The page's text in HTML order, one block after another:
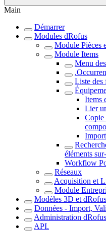
Main
Démarrer
Modules dRofus
Module Pièces
Module Items
Menu
Liste des
Items
Lier
Copie
éléments
Workflow
Réseaux
Acquisition et
Module
Modèles 3D et dRofus
Données - Import,
Administration dRofus
API.